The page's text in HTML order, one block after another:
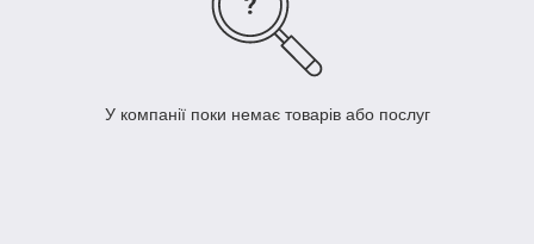
У компанії поки немає товарів або послуг